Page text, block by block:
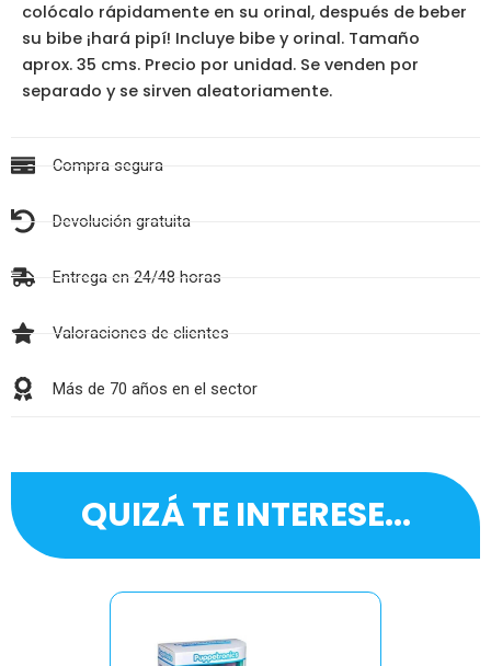
colócalo rápidamente en su orinal, después de beber
su bibe ¡hará pipí! Incluye bibe y orinal. Tamaño
aprox. 35 cms. Precio por unidad. Se venden por
separado y se sirven aleatoriamente.
Compra segura
Devolución gratuita
Entrega en 24/48 horas
Valoraciones de clientes
Más de 70 años en el sector
QUIZÁ TE INTERESE...